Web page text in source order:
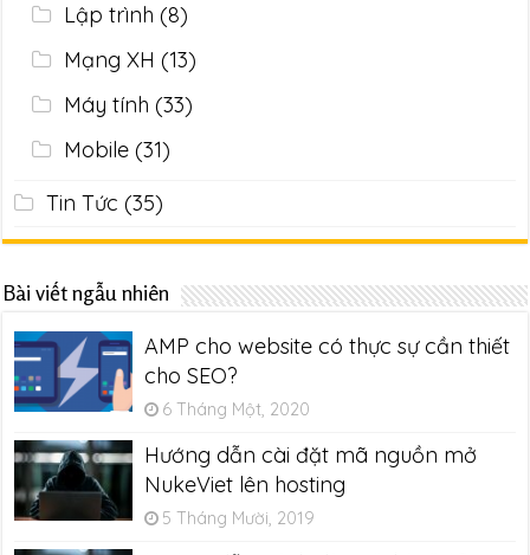
Lập trình (8)
Mạng XH (13)
Máy tính (33)
Mobile(31)
Tin Tức (35)
Bài viết ngẫu nhiên
AMP cho website có thực sự cần thiết
cho SEO?
6 Tháng Một, 2020
Hướng dẫn cài đặt mã nguồn mở
NukeViet lên hosting
5 Tháng Mười, 2019